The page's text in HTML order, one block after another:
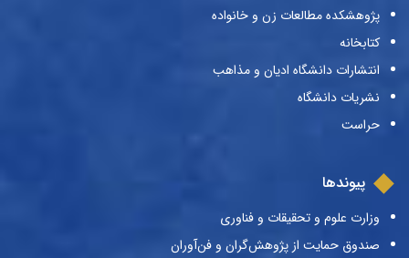
پژوهشکده مطالعات زن و خانواده
کتابخانه
انتشارات دانشگاه ادیان و مذاهب
نشریات دانشگاه
حراست
پیوندها
وزارت علوم و تحقیقات و فناوری
صندوق حمایت از پژوهش‌گران و فن‌آوران